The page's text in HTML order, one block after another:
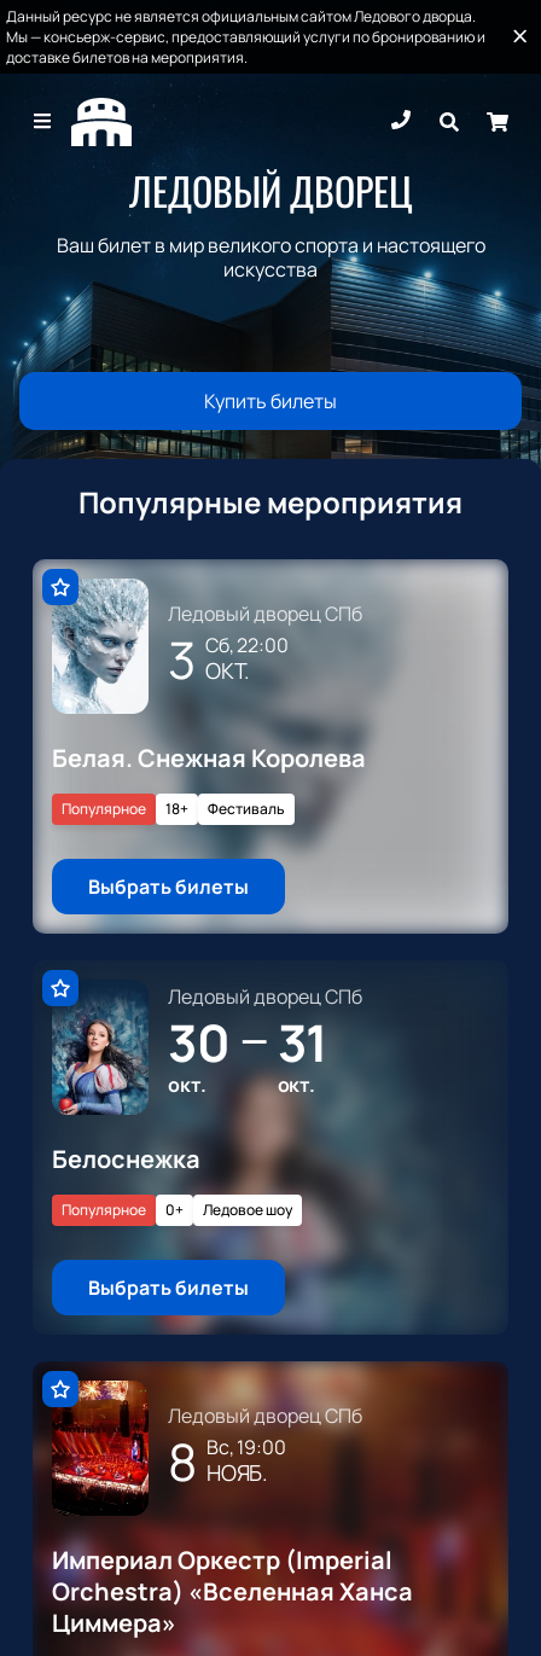
Данный ресурс не является официальным сайтом Ледового дворца.
Мы — консьерж-сервис, предоставляющий услуги по бронированию и
доставке билетов на мероприятия.
ЛЕДОВЫЙ ДВОРЕЦ
Ваш билет в мир великого спорта и настоящего
искусства
Купить билеты
Популярные мероприятия
Ледовый дворец СПб
3 сб, 22:00
ОКТ.
Белая. Снежная Королева
18+ Фестиваль
Популярное
Выбрать билеты
Ледовый дворец СПб
30
окт.
— 31
окт.
Белоснежка
0+ Ледовое шоу
Популярное
Выбрать билеты
Ледовый дворец СПб
8 вс, 19:00
НОЯБ.
Империал Оркестр (Imperial
Orchestra) «Вселенная Ханса
Циммера»